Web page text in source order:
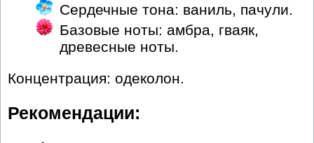
Сердечные тона: ваниль, пачули.
Базовые ноты: амбра, гваяк,
древесные ноты.
Концентрация: одеколон.
Рекомендации: